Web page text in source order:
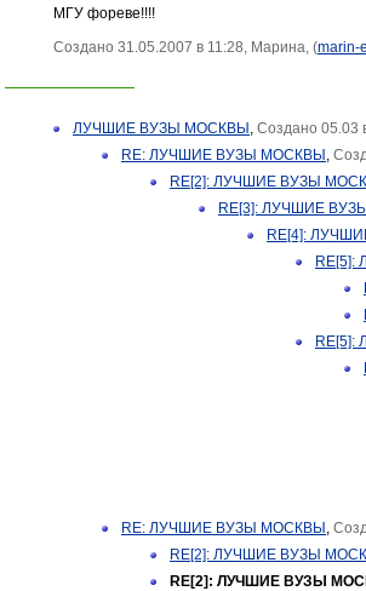
МГУ фореве!!!!
Создано 31.05.2007 в 11:28, Марина, (marin-
ЛУЧШИЕ ВУЗЫ МОСКВЫ , Создано 05.03
RE: ЛУЧШИЕ ВУЗЫ МОСКВЫ ,
RE[2]: ЛУЧШИЕ ВУЗЫ
RE[3]: ЛУЧШИЕ
RE[4]:
RE: ЛУЧШИЕ ВУЗЫ МОСКВЫ ,
RE[2]: ЛУЧШИЕ ВУЗЫ
RE[2]: ЛУЧШИЕ ВУЗЫ